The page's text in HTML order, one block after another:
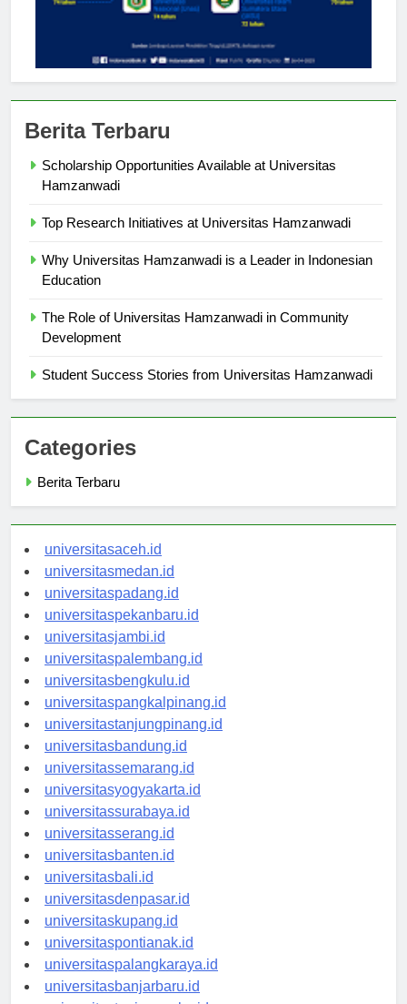
Scholarship Opportunities Available at Universitas
Why Universitas Hamzanwadi is a Leader in Indonesian
The Role of Universitas Hamzanwadi in Community
Categories
universitasaceh.id
universitasmedan.id
universitaspadang.id
universitaspekanbaru.id
universitasjambi.id
universitaspalembang.id
universitasbengkulu.id
universitaspangkalpinang.id
universitastanjungpinang.id
universitasbandung.id
universitassemarang.id
universitasyogyakarta.id
universitassurabaya.id
universitasserang.id
universitasbanten.id
universitasbali.id
universitasdenpasar.id
universitaskupang.id
universitaspontianak.id
universitaspalangkaraya.id